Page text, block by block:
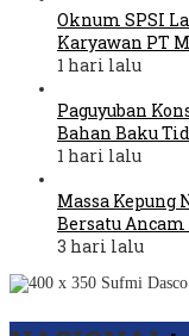
Oknum SPSI
Karyawan PT
1 hari lalu
Paguyuban
Bahan Baku
1 hari lalu
Massa Kepung
Bersatu
3 hari lalu